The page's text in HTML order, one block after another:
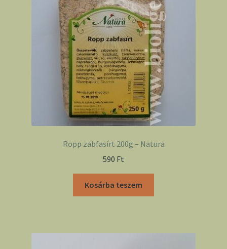
Ropp zabfasírt 200g – Natura
590 Ft
Kosárba teszem